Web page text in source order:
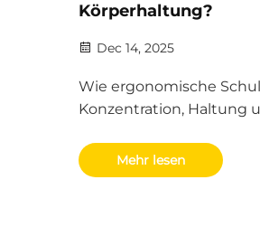
Körperhaltung?
Dec 14, 2025
Wie ergonomische
Konzentration, Haltung
Siehe 28 % längere
Testergebnisse. Holen
Mehr lesen